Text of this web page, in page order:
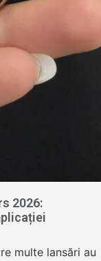
2026:
multe lansări au